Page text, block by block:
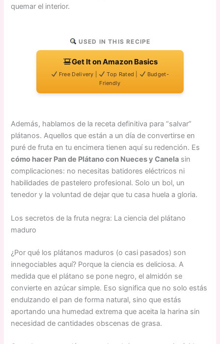
quemar el interior.
USED IN THIS RECIPE
Get It on Amazon Basics
Free Delivery | Top Rated |
Budget-
Friendly
Además, hablamos de la receta definitiva para “salvar”
plátanos. Aquellos que están a un día de convertirse en
puré de fruta en tu encimera tienen aquí su redención. Es
cómo hacer Pan de Plátano con Nueces y Canela sin
complicaciones: no necesitas batidores eléctricos ni
habilidades de pastelero profesional. Solo un bol, un
tenedor y la voluntad de dejar que tu casa huela a gloria.
Los secretos de la fruta negra: La ciencia del plátano
maduro
¿Por qué los plátanos maduros (o casi pasados) son
innegociables aquí? Porque la ciencia es deliciosa. A
medida que el plátano se pone negro, el almidón se
convierte en azúcar simple. Eso significa que no solo estás
endulzando el pan de forma natural, sino que estás
aportando una humedad extrema que aceita la harina sin
necesidad de cantidades obscenas de grasa.